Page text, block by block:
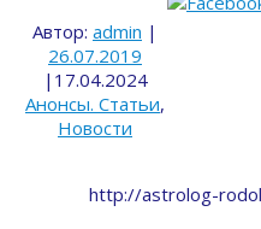
Автор: admin |
26.07.2019
| 17.04.2024
Анонсы. Статьи,
Новости
http://astrolog-